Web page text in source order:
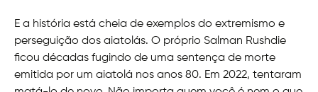
E a história está cheia de exemplos do extremismo e
perseguição dos aiatolás. O próprio Salman Rushdie
ficou décadas fugindo de uma sentença de morte
emitida por um aiatolá nos anos 80. Em 2022, tentaram